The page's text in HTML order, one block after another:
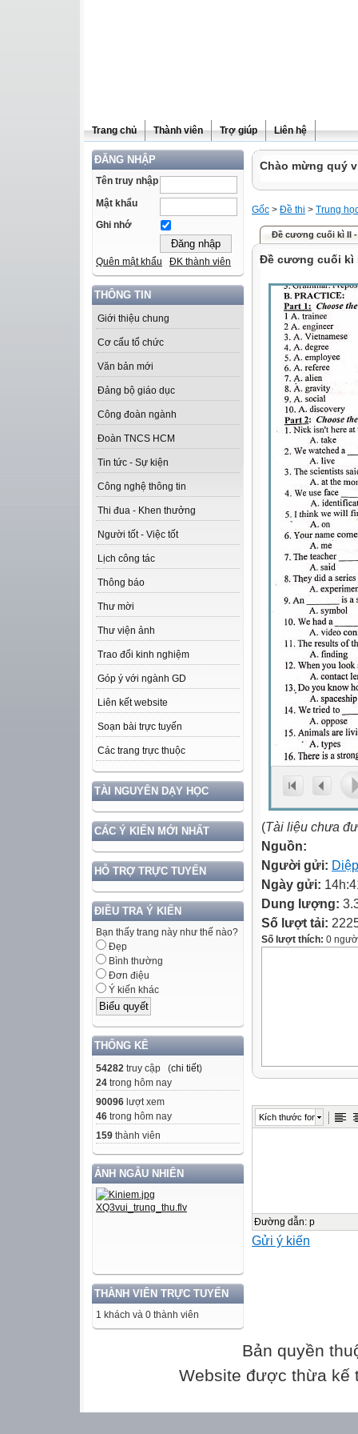
Trang chủ Thành viên Trợ giúp Liên hệ
ĐĂNG NHẬP
Tên truy nhập
Mật khẩu
Ghi nhớ
Quên mật khẩu ĐK thành viên
THÔNG TIN
Giới thiệu chung
Cơ cấu tổ chức
Văn bản mới
Đảng bộ giáo dục
Công đoàn ngành
Đoàn TNCS HCM
Tin tức - Sự kiện
Công nghệ thông tin
Thi đua - Khen thưởng
Người tốt - Việc tốt
Lịch công tác
Thông báo
Thư mời
Thư viện ảnh
Trao đổi kinh nghiệm
Góp ý với ngành GD
Liên kết website
Soạn bài trực tuyến
Các trang trực thuộc
TÀI NGUYÊN DẠY HỌC
CÁC Ý KIẾN MỚI NHẤT
HỖ TRỢ TRỰC TUYẾN
ĐIỀU TRA Ý KIẾN
Bạn thấy trang này như thế nào?
Đẹp
Bình thường
Đơn điệu
Ý kiến khác
THỐNG KÊ
54282 truy cập (chi tiết)
24 trong hôm nay
90096 lượt xem
46 trong hôm nay
159 thành viên
ẢNH NGẪU NHIÊN
THÀNH VIÊN TRỰC TUYẾN
1 khách và 0 thành viên
Chào mừng quý
Gốc > Đề thi > Trung
Đề cương cuối kì II -
Đề cương cuối kì
(Tài liệu chưa
Nguồn:
Người gửi:
Ngày gửi:
Dung lượng:
Số lượt tải:
Số lượt thích: 0
Kích thước font
Đường dẫn: p
Gửi ý kiến
Bản quyền
Website được thừa